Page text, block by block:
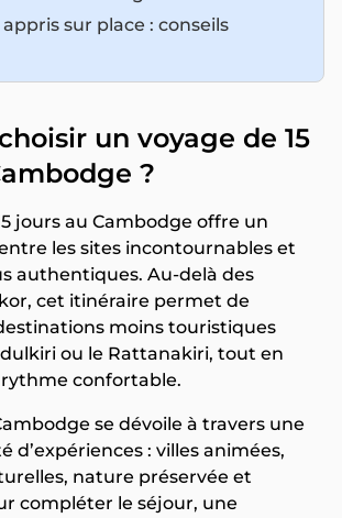
appris sur place : conseils
un voyage de 15
?
jours au Cambodge offre un
les sites incontournables et
authentiques. Au-delà des
cet itinéraire permet de
moins touristiques
ou le Rattanakiri, tout en
confortable.
se dévoile à travers une
d’expériences : villes animées,
nature préservée et
compléter le séjour, une